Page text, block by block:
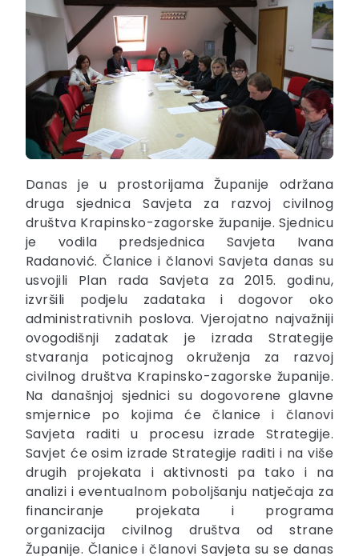
Danas je u prostorijama Županije održana
druga sjednica Savjeta za razvoj civilnog
društva Krapinsko-zagorske županije. Sjednicu
je vodila predsjednica Savjeta Ivana
Radanović. Članice i članovi Savjeta danas su
usvojili Plan rada Savjeta za 2015. godinu,
izvršili podjelu zadataka i dogovor oko
administrativnih poslova. Vjerojatno najvažniji
ovogodišnji zadatak je izrada Strategije
stvaranja poticajnog okruženja za razvoj
civilnog društva Krapinsko-zagorske županije.
Na današnjoj sjednici su dogovorene glavne
smjernice po kojima će članice i članovi
Savjeta raditi u procesu izrade Strategije.
Savjet će osim izrade Strategije raditi i na više
drugih projekata i aktivnosti pa tako i na
analizi i eventualnom poboljšanju natječaja za
financiranje projekata i programa
organizacija civilnog društva od strane
Županije. Članice i članovi Savjeta su se danas